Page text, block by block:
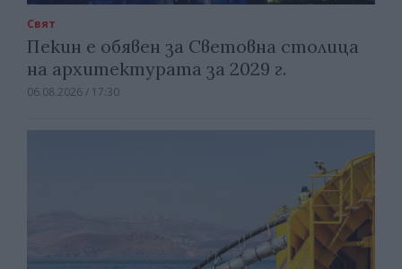
Свят
Пекин е обявен за Световна столица
на архитектурата за 2029 г.
06.08.2026 / 17:30